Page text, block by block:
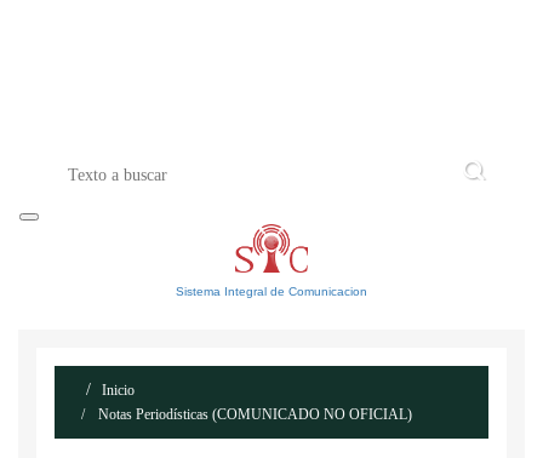
Sistema Integral de Comunicacion
Inicio
Notas Periodísticas (COMUNICADO NO OFICIAL)